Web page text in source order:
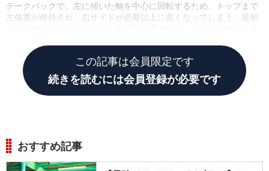
テークバックで、左に傾いた軸を中心に回転するため、トップまで
左体重が維持され、右サイドが必要以上に高くなってしまう。最初
この記事は会員限定です
続きを読むには会員登録が必要です
おすすめ記事